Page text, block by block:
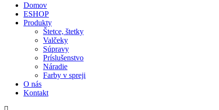
Domov
ESHOP
Produkty
Štetce, štetky
Valčeky
Súpravy
Príslušenstvo
Náradie
Farby v spreji
O nás
Kontakt